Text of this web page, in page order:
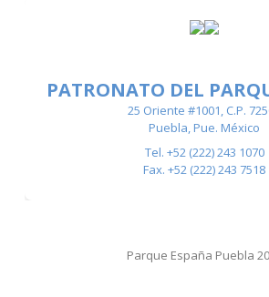
PATRONATO DEL
25 Oriente #1001, C.P.
Puebla, Pue. México
Tel. +52 (222) 243 1070
Fax. +52 (222) 243 7518
Parque España Puebla